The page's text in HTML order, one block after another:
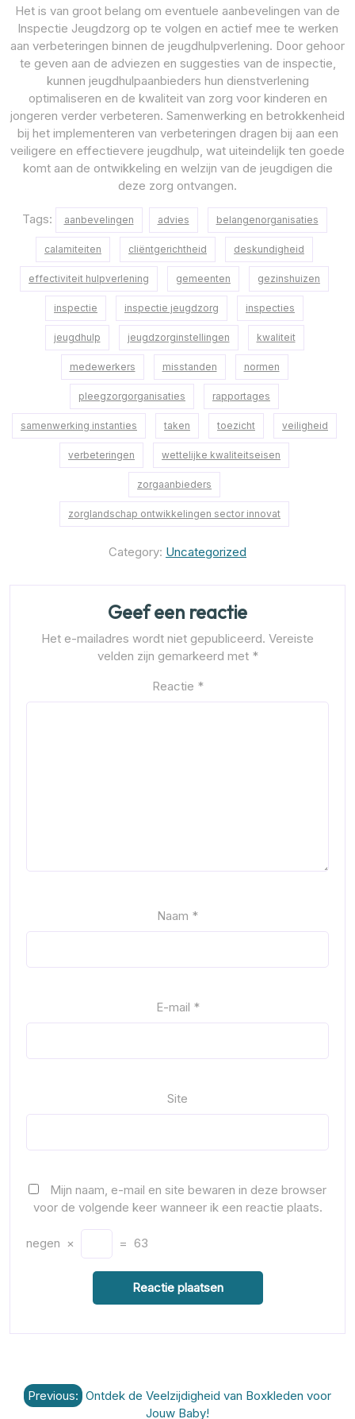
Het is van groot belang om eventuele aanbevelingen van de
Inspectie Jeugdzorg op te volgen en actief mee te werken
aan verbeteringen binnen de jeugdhulpverlening. Door gehoor
te geven aan de adviezen en suggesties van de inspectie,
kunnen jeugdhulpaanbieders hun dienstverlening
optimaliseren en de kwaliteit van zorg voor kinderen en
jongeren verder verbeteren. Samenwerking en betrokkenheid
bij het implementeren van verbeteringen dragen bij aan een
veiligere en effectievere jeugdhulp, wat uiteindelijk ten goede
komt aan de ontwikkeling en welzijn van de jeugdigen die
deze zorg ontvangen.
Tags: aanbevelingen advies belangenorganisaties
calamiteiten cliëntgerichtheid deskundigheid
effectiviteit hulpverlening gemeenten gezinshuizen
inspectie inspectie jeugdzorg inspecties
jeugdhulp jeugdzorginstellingen kwaliteit
medewerkers misstanden normen
pleegzorgorganisaties rapportages
samenwerking instanties taken toezicht veiligheid
verbeteringen wettelijke kwaliteitseisen
zorgaanbieders
zorglandschap ontwikkelingen sector innovat
Category: Uncategorized
Geef een reactie
Het e-mailadres wordt niet gepubliceerd. Vereiste
velden zijn gemarkeerd met *
Reactie *
Naam *
E-mail *
Site
Mijn naam, e-mail en site bewaren in deze browser
voor de volgende keer wanneer ik een reactie plaats.
negen × = 63
Berichtnavigatie
Previous: Ontdek de Veelzijdigheid van Boxkleden voor
Jouw Baby!